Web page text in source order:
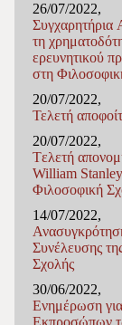
26/07/2022,
Συγχαρητήρια
τη
ερευνητικού
στη
20/07/2022,
Τελετή
20/07/2022,
Tελετή
William
Φιλοσοφική
14/07/2022,
Συνέλευσης της
Σχολής
30/06/2022,
Ενημέρωση
Εκπροσώπων